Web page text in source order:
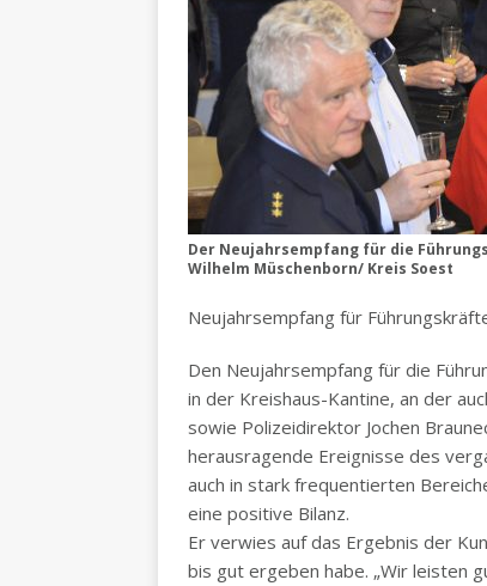
Der Neujahrsempfang für die
Wilhelm Müschenborn/ Kreis Soest
Neujahrsempfang für
Den Neujahrsempfang für die
in der Kreishaus-Kantine, an der
sowie Polizeidirektor Jochen
herausragende Ereignisse des
auch in stark frequentierten
eine positive Bilanz.
Er verwies auf das Ergebnis der
bis gut ergeben habe. „Wir leisten